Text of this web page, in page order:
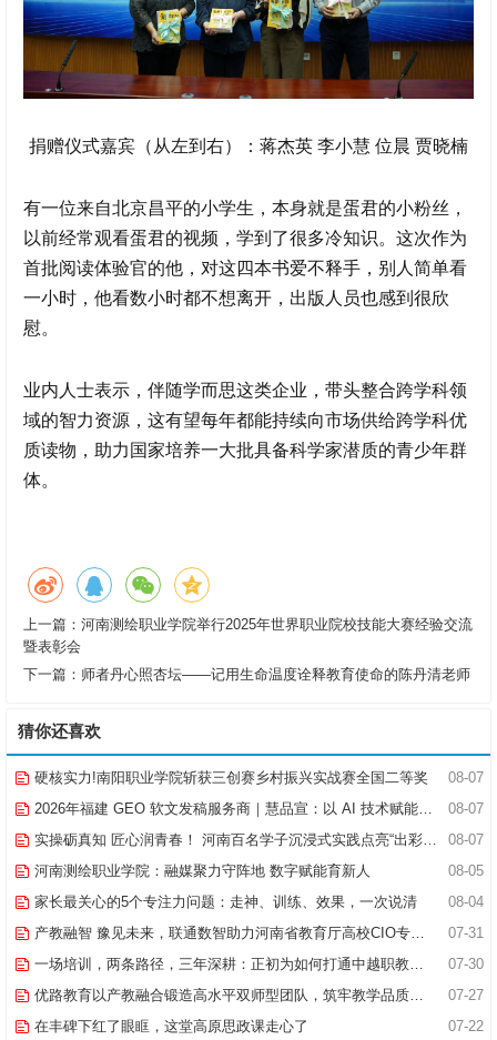
捐赠仪式嘉宾（从左到右）：蒋杰英 李小慧 位晨 贾晓楠
有一位来自北京昌平的小学生，本身就是蛋君的小粉丝，
以前经常观看蛋君的视频，学到了很多冷知识。这次作为
首批阅读体验官的他，对这四本书爱不释手，别人简单看
一小时，他看数小时都不想离开，出版人员也感到很欣
慰。
业内人士表示，伴随学而思这类企业，带头整合跨学科领
域的智力资源，这有望每年都能持续向市场供给跨学科优
质读物，助力国家培养一大批具备科学家潜质的青少年群
体。
上一篇： 河南测绘职业学院举行2025年世界职业院校技能大赛经验交流
暨表彰会
下一篇： 师者丹心照杏坛——记用生命温度诠释教育使命的陈丹清老师
猜你还喜欢
08-07
硬核实力!南阳职业学院斩获三创赛乡村振兴实战赛全国二等奖
08-07
2026年福建 GEO 软文发稿服务商｜慧品宣：以 AI 技术赋能品牌全域传播
08-07
实操砺真知 匠心润青春！ 河南百名学子沉浸式实践点亮“出彩中原”实践路
08-05
河南测绘职业学院：融媒聚力守阵地 数字赋能育新人
08-04
家长最关心的5个专注力问题：走神、训练、效果，一次说清
07-31
产教融智 豫见未来，联通数智助力河南省教育厅高校CIO专题研究班共探AI赋能高等教育新路径
07-30
一场培训，两条路径，三年深耕：正初为如何打通中越职教合作的“最后一公里”
07-27
优路教育以产教融合锻造高水平双师型团队，筑牢教学品质基石
07-22
在丰碑下红了眼眶，这堂高原思政课走心了